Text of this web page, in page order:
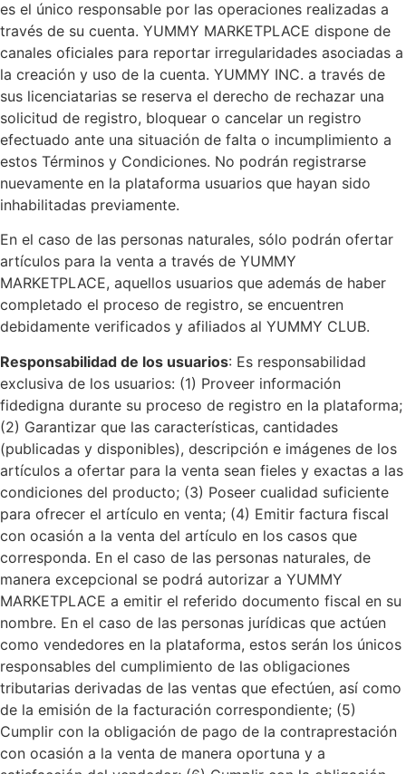
es el único responsable por las operaciones realizadas a
través de su cuenta. YUMMY MARKETPLACE dispone de
canales oficiales para reportar irregularidades asociadas a
la creación y uso de la cuenta. YUMMY INC. a través de
sus licenciatarias se reserva el derecho de rechazar una
solicitud de registro, bloquear o cancelar un registro
efectuado ante una situación de falta o incumplimiento a
estos Términos y Condiciones. No podrán registrarse
nuevamente en la plataforma usuarios que hayan sido
inhabilitadas previamente.
En el caso de las personas naturales, sólo podrán ofertar
artículos para la venta a través de YUMMY
MARKETPLACE, aquellos usuarios que además de haber
completado el proceso de registro, se encuentren
debidamente verificados y afiliados al YUMMY CLUB.
Responsabilidad de los usuarios: Es responsabilidad
exclusiva de los usuarios: (1) Proveer información
fidedigna durante su proceso de registro en la plataforma;
(2) Garantizar que las características, cantidades
(publicadas y disponibles), descripción e imágenes de los
artículos a ofertar para la venta sean fieles y exactas a las
condiciones del producto; (3) Poseer cualidad suficiente
para ofrecer el artículo en venta; (4) Emitir factura fiscal
con ocasión a la venta del artículo en los casos que
corresponda. En el caso de las personas naturales, de
manera excepcional se podrá autorizar a YUMMY
MARKETPLACE a emitir el referido documento fiscal en su
nombre. En el caso de las personas jurídicas que actúen
como vendedores en la plataforma, estos serán los únicos
responsables del cumplimiento de las obligaciones
tributarias derivadas de las ventas que efectúen, así como
de la emisión de la facturación correspondiente; (5)
Cumplir con la obligación de pago de la contraprestación
con ocasión a la venta de manera oportuna y a